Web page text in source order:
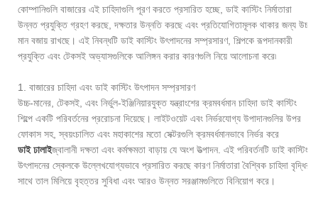
কোম্পানিগুলি বাজারের এই চাহিদাগুলি পূরণ করতে প্রসারিত হচ্ছে, ডাই কাস্টিং নির্মাতারা
উন্নত প্রযুক্তি গ্রহণ করছে, দক্ষতার উন্নতি করছে এবং প্রতিযোগিতামূলক থাকার জন্য উচ্চ
মান বজায় রাখছে। এই নিবন্ধটি ডাই কাস্টিং উৎপাদনের সম্প্রসারণ, শিল্পকে রূপদানকারী
প্রযুক্তি এবং টেকসই অভ্যাসগুলিকে আলিঙ্গন করার কারণগুলি নিয়ে আলোচনা করে৷
1. বাজারের চাহিদা এবং ডাই কাস্টিং উৎপাদন সম্প্রসারণ
উচ্চ-মানের, টেকসই, এবং নির্ভুল-ইঞ্জিনিয়ারযুক্ত যন্ত্রাংশের ক্রমবর্ধমান চাহিদা ডাই কাস্টিং
শিল্পে একটি পরিবর্তনের প্ররোচনা দিয়েছে। লাইটওয়েট এবং নির্ভরযোগ্য উপাদানগুলির উপর
ফোকাস সহ, স্বয়ংচালিত এবং মহাকাশের মতো সেক্টরগুলি ক্রমবর্ধমানভাবে নির্ভর করে
ডাই ঢালাইজ্বালানী দক্ষতা এবং কর্মক্ষমতা বাড়ায় যে অংশ উত্পাদন. এই পরিবর্তনটি ডাই কাস্টিং
উৎপাদনের স্কেলকে উল্লেখযোগ্যভাবে প্রসারিত করছে কারণ নির্মাতারা বৈশ্বিক চাহিদা বৃদ্ধির
সাথে তাল মিলিয়ে বৃহত্তর সুবিধা এবং আরও উন্নত সরঞ্জামগুলিতে বিনিয়োগ করে।